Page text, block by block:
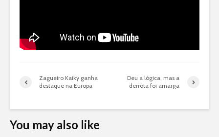
Zagueiro Kaiky ganha
destaque na Europa
Deu a lógica, mas a
derrota foi amarga
You may also like